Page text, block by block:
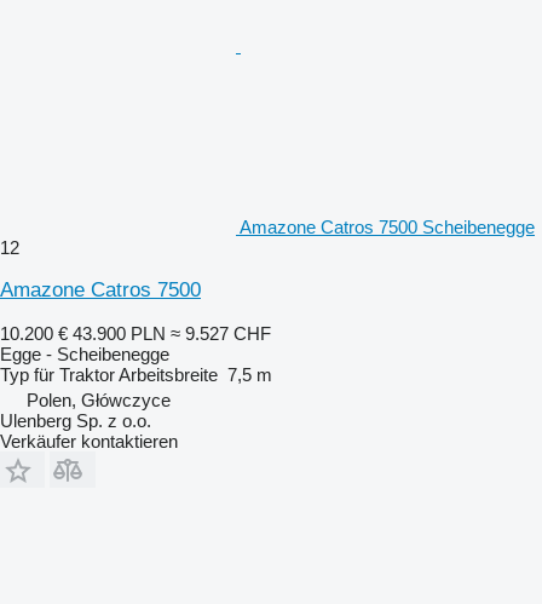
Amazone Catros 7500 Scheibenegge
12
Amazone Catros 7500
10.200 € 43.900 PLN ≈ 9.527 CHF
Egge - Scheibenegge
Typ für TraktorArbeitsbreite 7,5 m
Polen, Główczyce
Ulenberg Sp. z o.o.
Verkäufer kontaktieren